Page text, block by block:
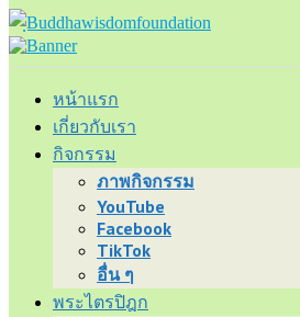
หน้าแรก
เกี่ยวกับเรา
กิจกรรม
ภาพกิจกรรม
YouTube
Facebook
TikTok
อื่น ๆ
พระไตรปิฎก